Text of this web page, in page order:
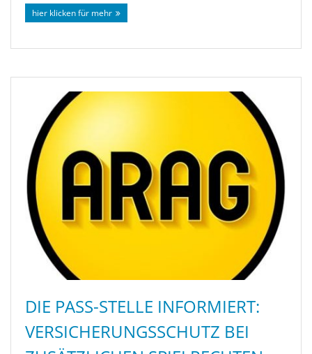
hier klicken für mehr
DIE PASS-STELLE INFORMIERT:
VERSICHERUNGSSCHUTZ BEI